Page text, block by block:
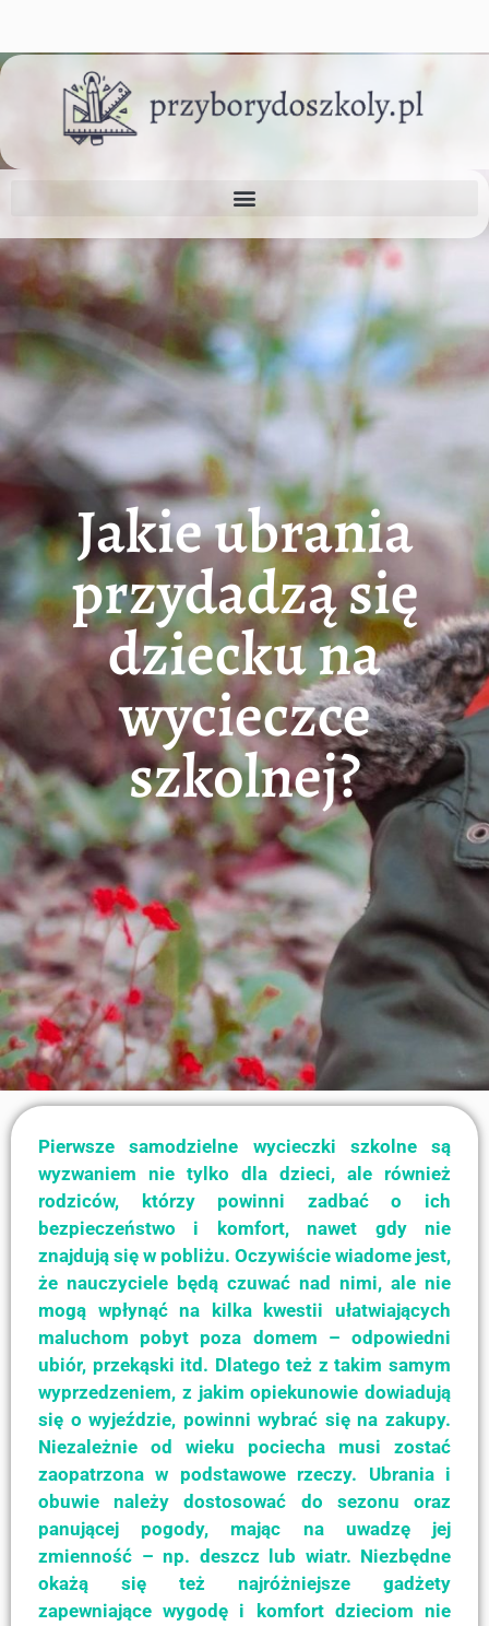
Jakie ubrania
przydadzą się
dziecku na
wycieczce
szkolnej?
Pierwsze samodzielne wycieczki szkolne są
wyzwaniem nie tylko dla dzieci, ale również
rodziców, którzy powinni zadbać o ich
bezpieczeństwo i komfort, nawet gdy nie
znajdują się w pobliżu. Oczywiście wiadome jest,
że nauczyciele będą czuwać nad nimi, ale nie
mogą wpłynąć na kilka kwestii ułatwiających
maluchom pobyt poza domem – odpowiedni
ubiór, przekąski itd. Dlatego też z takim samym
wyprzedzeniem, z jakim opiekunowie dowiadują
się o wyjeździe, powinni wybrać się na zakupy.
Niezależnie od wieku pociecha musi zostać
zaopatrzona w podstawowe rzeczy. Ubrania i
obuwie należy dostosować do sezonu oraz
panującej pogody, mając na uwadzę jej
zmienność – np. deszcz lub wiatr. Niezbędne
okażą się też najróżniejsze gadżety
zapewniające wygodę i komfort dzieciom nie